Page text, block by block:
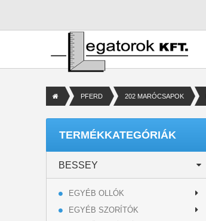
PFERD 202 MARÓCSAPOK
TERMÉKKATEGÓRIÁK
BESSEY
EGYÉB OLLÓK
EGYÉB SZORÍTÓK